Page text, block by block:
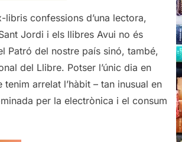
libris confessions d’una lectora,
Jordi i els llibres Avui no és
Patró del nostre país sinó, també,
del Llibre. Potser l’únic dia en
tenim arrelat l’hàbit – tan inusual en
per la electrònica i el consum